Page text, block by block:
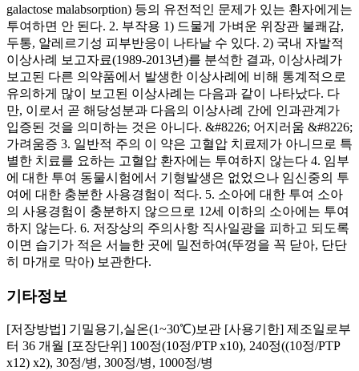
galactose malabsorption) 등의 유전적인 문제가 있는 환자에게는
투여하면 안 된다. 2. 부작용 1) 드물게 가벼운 위장관 불쾌감,
두통, 알레르기성 피부반응이 나타날 수 있다. 2) 국내 자발적
이상사례 보고자료(1989-2013년)를 분석한 결과, 이상사례가
보고된 다른 의약품에서 발생한 이상사례에 비해 통계적으로
유의하게 많이 보고된 이상사례는 다음과 같이 나타났다. 다
만, 이로서 곧 해당성분과 다음의 이상사례 간에 인과관계가
입증된 것을 의미하는 것은 아니다. &#8226; 어지러움 &#8226;
가려움증 3. 일반적 주의 이 약은 고혈압 치료제가 아니므로 특
별한 치료를 요하는 고혈압 환자에는 투여하지 않는다 4. 임부
에 대한 투여 동물시험에서 기형발생은 없었으나 임신중의 투
여에 대한 충분한 사용경험이 적다. 5. 소아에 대한 투여 소아
의 사용경험이 충분하지 않으므로 12세 이하의 소아에는 투여
하지 않는다. 6. 저장상의 주의사항 직사일광을 피하고 되도록
이면 습기가 적은 서늘한 곳에 밀전하여(뚜껑을 꼭 닫아, 단단
히 마개로 막아) 보관한다.
기타정보
[저장방법] 기밀용기,실온(1~30℃)보관 [사용기한] 제조일로부
터 36 개월 [포장단위] 100정(10정/PTP x10), 240정((10정/PTP
x12) x2), 30정/병, 300정/병, 1000정/병